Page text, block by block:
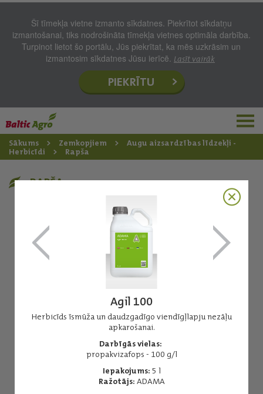
Šī tīmekļa vietne izmanto sīkdatnes. Piekrītot sīkdatņu
izmantošanai, tiks nodrošināta tīmekļa vietnes optimāla darbība.
Turpinot lietot šo portālu, Jūs piekrītat, ka mēs uzkrāsim un
izmantosim sīkdatnes Jūsu ierīcē. Lasīt vairāk
PIEKRĪTU
Sākums Zemkopjiem
Augu aizsardzības līdzekļi -
Herbicīdi
Rapša
Agil 100
Herbicīds īsmūža un daudzgadīgo viendīgļlapju nezāļu
apkarošanai.
Darbīgās vielas:
propakvizafops - 100 g/l
Iepakojums: 5 l
Ražotājs: ADAMA
RAPŠA
Agil 100
Herbicīds īsmūža un daudzgadīgo viendīgļlapju nezāļu
apkarošanai.
Darbīgās vielas: